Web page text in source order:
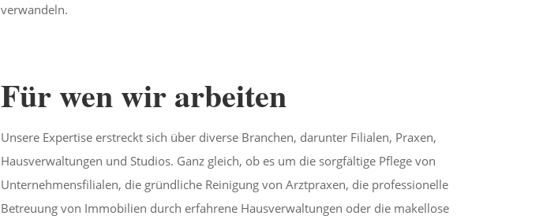
verwandeln.
Für wen wir arbeiten
Unsere Expertise erstreckt sich über diverse Branchen, darunter Filialen, Praxen,
Hausverwaltungen und Studios. Ganz gleich, ob es um die sorgfältige Pflege von
Unternehmensfilialen, die gründliche Reinigung von Arztpraxen, die professionelle
Betreuung von Immobilien durch erfahrene Hausverwaltungen oder die makellose